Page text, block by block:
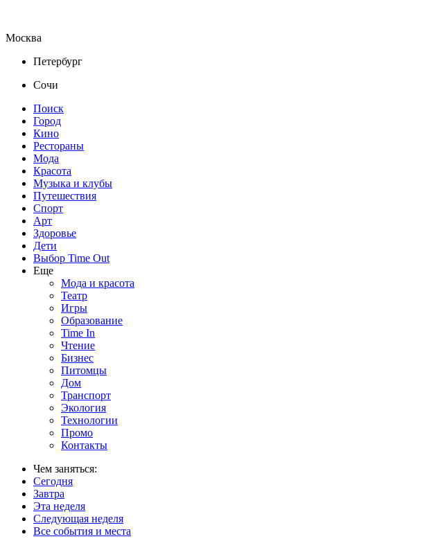
Москва
Петербург
Сочи
Поиск
Город
Кино
Рестораны
Мода
Красота
Музыка и клубы
Путешествия
Спорт
Арт
Здоровье
Дети
Выбор Time Out
Еще
Мода и красота
Театр
Игры
Образование
Time In
Чтение
Бизнес
Питомцы
Дом
Транспорт
Экология
Технологии
Промо
Контакты
Чем заняться:
Сегодня
Завтра
Эта неделя
Следующая неделя
Все события и места